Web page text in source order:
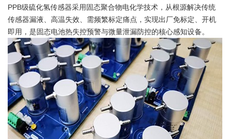
PPB级硫化氢传感器采用固态聚合物电化学技术，从根源解决传统
传感器漏液、高温失效、需频繁标定痛点，实现出厂免标定、开机
即用，是固态电池热失控预警与微量泄漏防控的核心感知设备。